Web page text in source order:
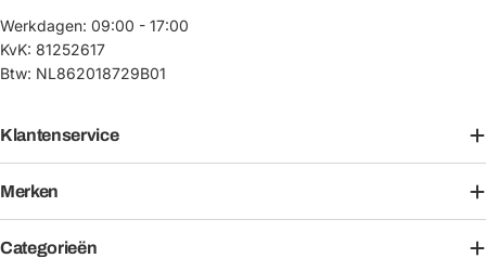
Werkdagen: 09:00 - 17:00
KvK: 81252617
Btw: NL862018729B01
Klantenservice
Merken
Categorieën